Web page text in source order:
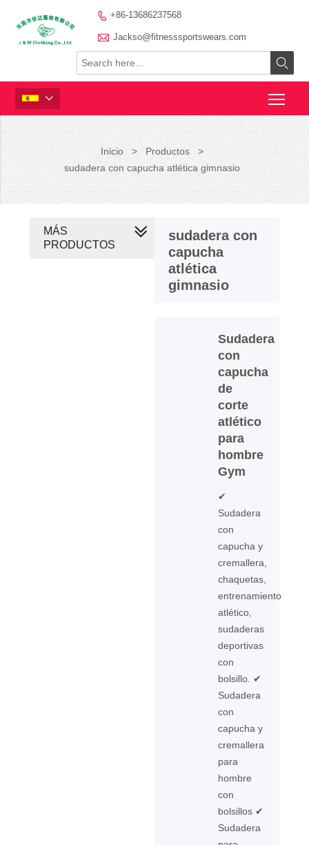
 +86-13686237568
 Jackso@fitnesssportswears.com


Inicio > Productos
>
sudadera con capucha atlética gimnasio
sudadera con
capucha
atlética
gimnasio
Sudadera
con
capucha
de
corte
atlético
para
hombre
Gym
✔
Sudadera
con
capucha y
cremallera,
chaquetas,
entrenamiento
atlético,
sudaderas
deportivas
con
bolsillo. ✔
Sudadera
con
capucha y
cremallera
para
hombre
con
bolsillos ✔
Sudadera
MÁS
PRODUCTOS